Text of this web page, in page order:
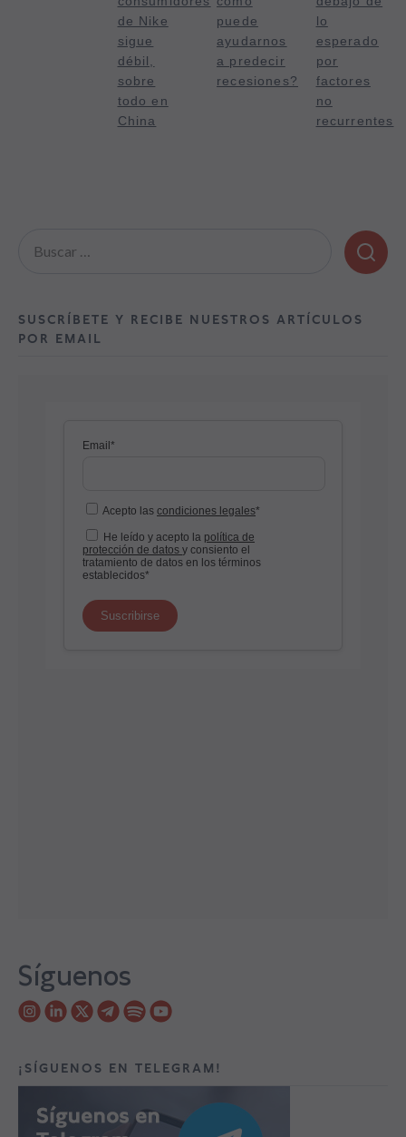
de Nike
sigue
débil,
sobre
todo en
China
puede
ayudarnos
a predecir
recesiones?
lo
esperado
por
factores
no
recurrentes
SUSCRÍBETE Y RECIBE NUESTROS ARTÍCULOS
POR EMAIL
Síguenos
¡SÍGUENOS EN TELEGRAM!